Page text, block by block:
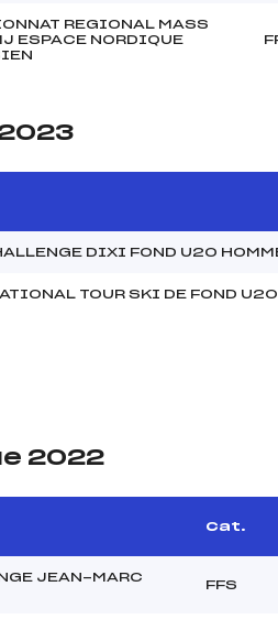
REGIONAL MASS
ESPACE NORDIQUE
DIXI FOND U20
TOUR SKI DE FOND
2022
Cat.
JEAN-MARC
FFS